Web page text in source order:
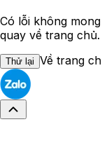
Có lỗi không
quay về trang chủ.
Thử lại Về trang